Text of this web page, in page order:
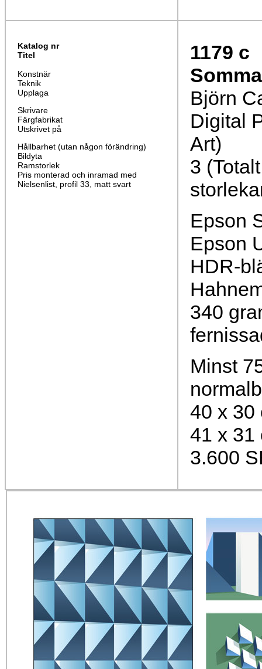
Katalog nr
Titel
Konstnär
Teknik
Upplaga
Skrivare
Färgfabrikat
Utskrivet på
Hållbarhet (utan någon förändring)
Bildyta
Ramstorlek
Pris monterad och inramad med
Nielsenlist, profil 33, matt svart
1179 c
Björn
Digital
Art)
3
Epson
Epson
HDR-
340
Minst
40 x 30
41 x 31
3.600